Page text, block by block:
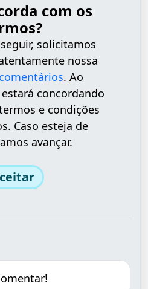
com os
solicitamos
nossa
. Ao
concordando
e condições
Caso esteja de
avançar.